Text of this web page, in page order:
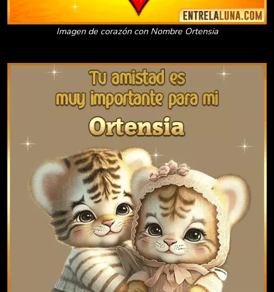
Imagen de corazón con Nombre Ortensia